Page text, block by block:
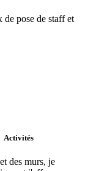
de pose de staff et
Activités
des murs, je